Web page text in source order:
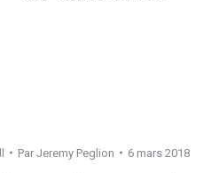
Par Jeremy Peglion 6 mars 2018